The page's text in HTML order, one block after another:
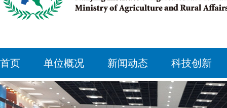
首页 单位概况 新闻动态 科技创新